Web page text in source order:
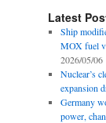
Latest
Ship
MOX fuel
2026/05/06
Nuclear’s
expansion
Germany
power,